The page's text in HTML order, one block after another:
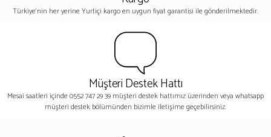
Türkiye'nin her yerine Yurtiçi kargo en uygun fiyat garantisi ile gönderilmektedir.
Müşteri Destek Hattı
Mesai saatleri içinde 0552 747 29 39 müşteri destek hattımız üzerinden veya whatsapp
müşteri destek bölümünden bizimle iletişime geçebilirsiniz.